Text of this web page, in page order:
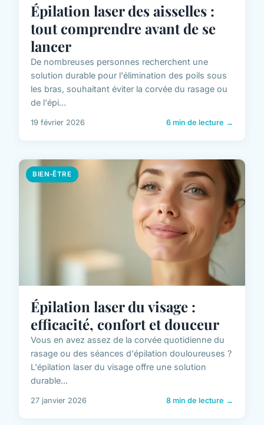
Épilation laser des aisselles :
tout comprendre avant de se
lancer
De nombreuses personnes recherchent une
solution durable pour l'élimination des poils sous
les bras, souhaitant éviter la corvée du rasage ou
de l'épi...
19 février 2026 6 min de lecture →
BIEN-ÊTRE
Épilation laser du visage :
efficacité, confort et douceur
Vous en avez assez de la corvée quotidienne du
rasage ou des séances d'épilation douloureuses ?
L'épilation laser du visage offre une solution
durable...
27 janvier 2026 8 min de lecture →